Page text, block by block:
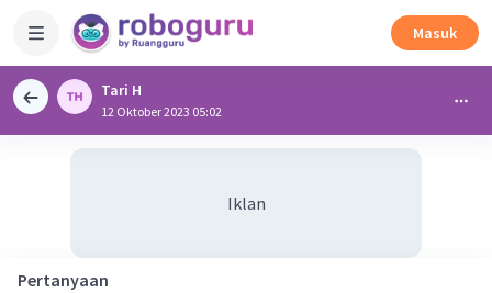
Masuk
Tari H
12 Oktober 2023 05:02
Iklan
Pertanyaan